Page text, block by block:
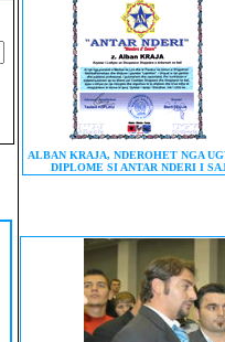
ALBAN KRAJA, NDEROHET NGA
DIPLOME SI ANTAR NDERI I